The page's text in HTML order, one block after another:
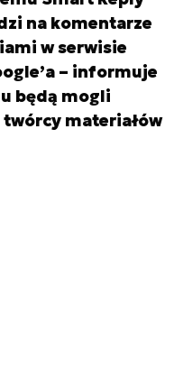
na komentarze
w serwisie
– informuje
będą mogli
materiałów